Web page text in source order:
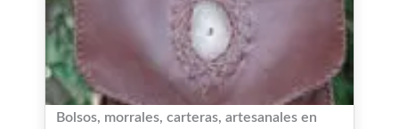
Bolsos, morrales, carteras, artesanales en